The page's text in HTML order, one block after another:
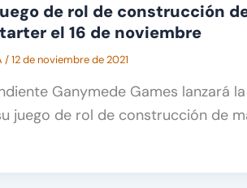
de rol de construcción
el 16 de noviembre
/12 de noviembre de 2021
Ganymede Games lanzará
juego de rol de construcción de